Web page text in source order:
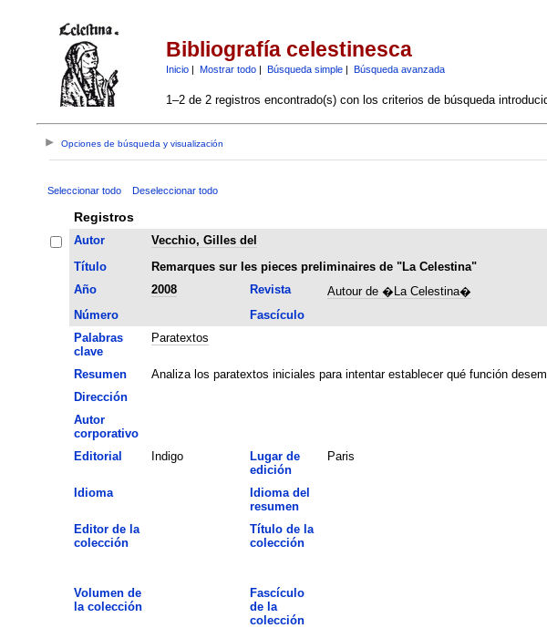
Bibliografía celestinesca
Inicio| Mostrar todo| Búsqueda simple| Búsqueda avanzada
1–2 de 2 registros encontrado(s) con los criterios de búsqueda
Opciones de búsqueda y visualización
Seleccionar todo Deseleccionar todo
Registros
Autor
Vecchio, Gilles del
Título
Remarques sur les pieces preliminaires de "La Celestina"
Año
2008 Revista Autour de �La Celestina�
Número
Fascículo
Palabras
clave
Paratextos
Resumen
Analiza los paratextos iniciales para intentar establecer qué función
Dirección
Autor
corporativo
Editorial Indigo
Lugar de
edición
Paris
Idioma
Idioma del
resumen
Editor de la
colección
Título de la
colección
Volumen de
la colección
Fascículo
de la
colección